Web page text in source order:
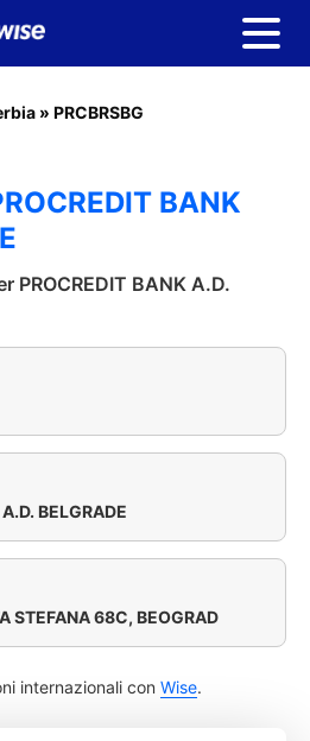
» PRCBRSBG
BANK
PROCREDIT BANK A.D.
BELGRADE
STEFANA 68C, BEOGRAD
internazionali con Wise.